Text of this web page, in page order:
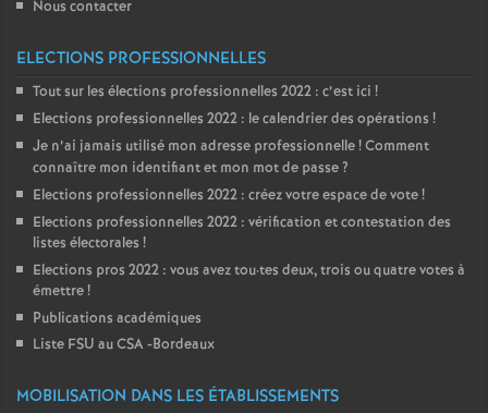
Nous contacter
ELECTIONS PROFESSIONNELLES
Tout sur les élections professionnelles 2022 : c’est ici !
Elections professionnelles 2022 : le calendrier des opérations !
Je n’ai jamais utilisé mon adresse professionnelle! Comment
connaître mon identifiant et mon mot de passe?
Elections professionnelles 2022 : créez votre espace de vote!
Elections professionnelles 2022 : vérification et contestation des
listes électorales !
Elections pros 2022 : vous avez tou·tes deux, trois ou quatre votes à
émettre!
Publications académiques
Liste FSU au CSA -Bordeaux
MOBILISATION DANS LES ÉTABLISSEMENTS